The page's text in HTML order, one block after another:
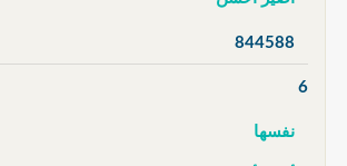
844588
6
نفسها